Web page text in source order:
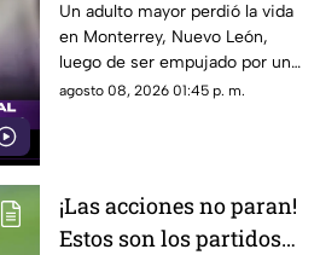
calle
Un adulto mayor perdió la vida
en Monterrey, Nuevo León,
luego de ser empujado por un
sujeto hacia el arroyo
agosto 08, 2026 01:45 p. m.
¡Las acciones no paran!
Estos son los partidos